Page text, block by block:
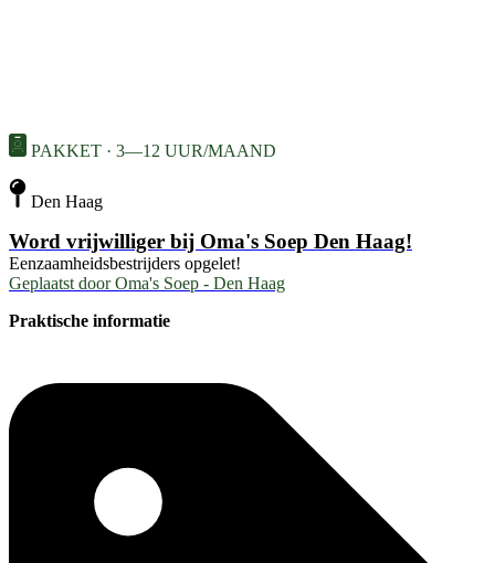
PAKKET · 3—12 UUR/MAAND
Den Haag
Word vrijwilliger bij Oma's Soep Den Haag!
Eenzaamheidsbestrijders opgelet!
Geplaatst door Oma's Soep - Den Haag
Praktische informatie